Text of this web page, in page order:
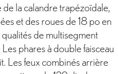
la calandre trapézoïdale,
et des roues de 18 po en
de multisegment
phares à double faisceau
Les feux combinés arrière